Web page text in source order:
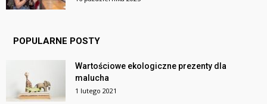
POPULARNE POSTY
Wartościowe ekologiczne prezenty dla
malucha
1 lutego 2021